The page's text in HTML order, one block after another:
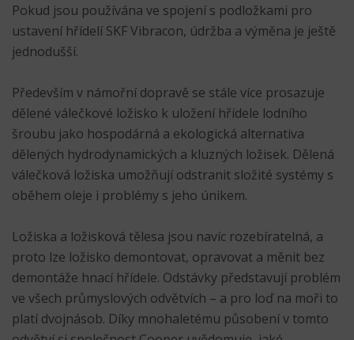
Pokud jsou používána ve spojení s podložkami pro
ustavení hřídelí SKF Vibracon, údržba a výměna je ještě
jednodušší.
Především v námořní dopravě se stále více prosazuje
dělené válečkové ložisko k uložení hřídele lodního
šroubu jako hospodárná a ekologická alternativa
dělených hydrodynamických a kluzných ložisek. Dělená
válečková ložiska umožňují odstranit složité systémy s
oběhem oleje i problémy s jeho únikem.
Ložiska a ložisková tělesa jsou navíc rozebíratelná, a
proto lze ložisko demontovat, opravovat a měnit bez
demontáže hnací hřídele. Odstávky představují problém
ve všech průmyslových odvětvích – a pro loď na moři to
platí dvojnásob. Díky mnohaletému působení v tomto